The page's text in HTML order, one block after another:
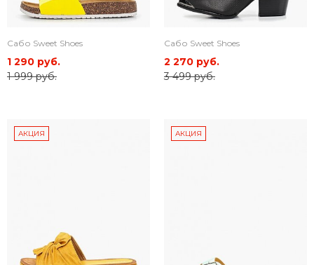
Сабо Sweet Shoes
1 290 руб.
1 999 руб.
Сабо Sweet Shoes
2 270 руб.
3 499 руб.
АКЦИЯ АКЦИЯ